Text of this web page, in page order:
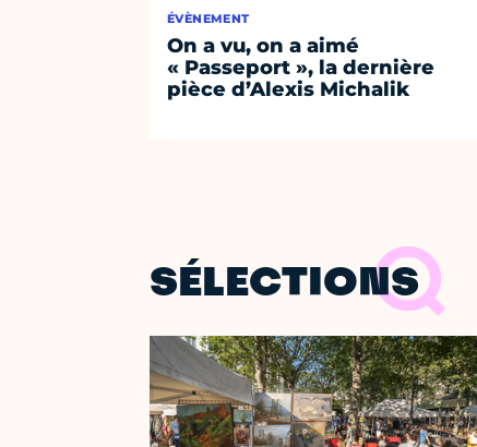
ÉVÈNEMENT
On a vu, on a aimé
« Passeport », la dernière
pièce d’Alexis Michalik
SÉLECTIONS